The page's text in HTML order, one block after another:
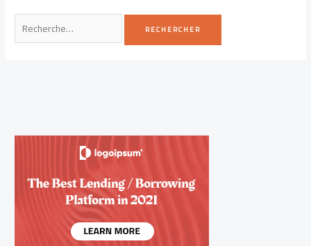
Rechercher :